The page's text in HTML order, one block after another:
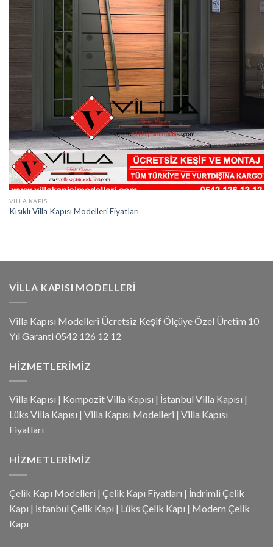
VILLA KAPISI
Kısıklı Villa Kapısı Modelleri Fiyatları
VILLA KAPISI MODELLERI
Villa Kapısı Modelleri Ücretsiz Keşif Ölçüye Özel Üretim 10
Yıl Garanti 0542 126 12 12
HIZMETLERIMIZ
Villa Kapısı | Kompozit Villa Kapısı | İstanbul Villa Kapısı |
Lüks Villa Kapısı | Villa Kapısı Modelleri | Villa Kapısı
Fiyatları
HIZMETLERIMIZ
Çelik Kapı Modelleri | Çelik Kapı Fiyatları | İndrimli Çelik
Kapı | İstanbul Çelik Kapı | Lüks Çelik Kapı | Modern Çelik
Kapı